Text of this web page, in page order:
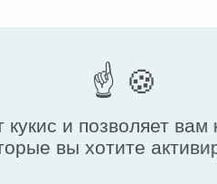
to refrigeration
in the refrigeration
engineering firms, and
кукис и позволяет
вы хотите